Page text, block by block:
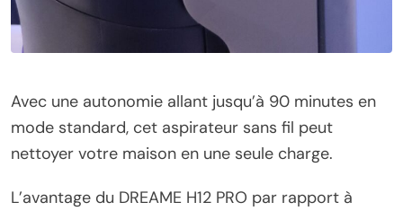
Avec une autonomie allant jusqu’à 90 minutes en
mode standard, cet aspirateur sans fil peut
nettoyer votre maison en une seule charge.
L’avantage du DREAME H12 PRO par rapport à